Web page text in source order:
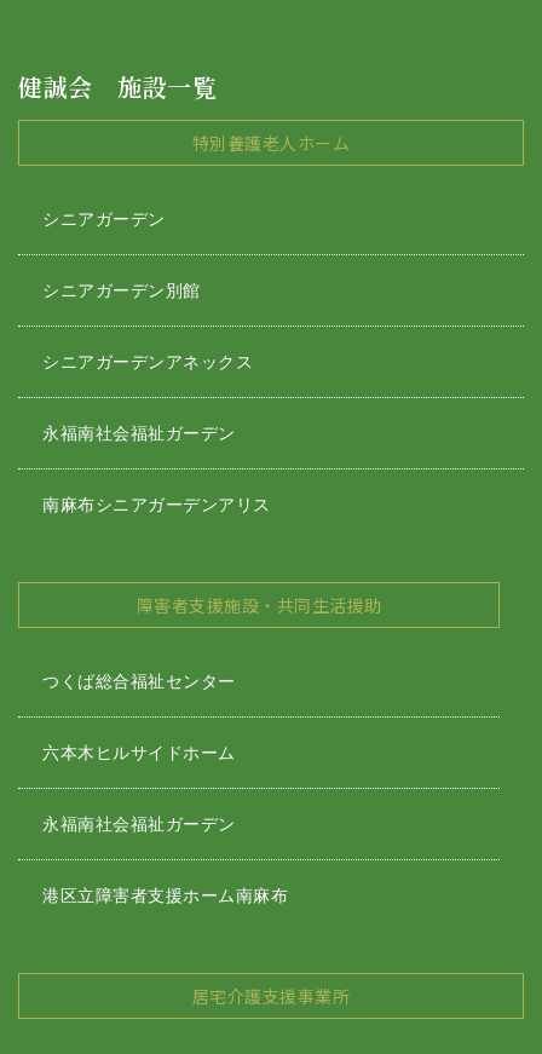
健誠会 施設一覧
特別養護老人ホーム
シニアガーデン
シニアガーデン別館
シニアガーデンアネックス
永福南社会福祉ガーデン
南麻布シニアガーデンアリス
障害者支援施設・共同生活援助
つくば総合福祉センター
六本木ヒルサイドホーム
永福南社会福祉ガーデン
港区立障害者支援ホーム南麻布
居宅介護支援事業所